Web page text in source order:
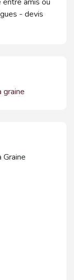
- devis
graine